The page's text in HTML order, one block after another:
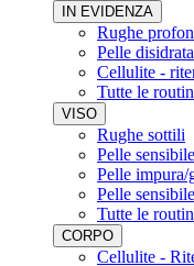
IN EVIDENZA
Rughe
Pelle
Cellulite -
Tutte le
VISO
Rughe sottili
Pelle
Pelle impura/
Pelle
Tutte le
CORPO
Cellulite -